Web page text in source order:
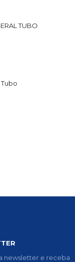
TUBO
newsletter e receba